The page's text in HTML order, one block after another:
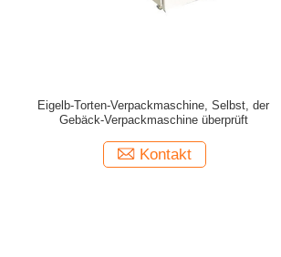
Eigelb-Torten-Verpackmaschine, Selbst, der
Gebäck-Verpackmaschine überprüft
Kontakt